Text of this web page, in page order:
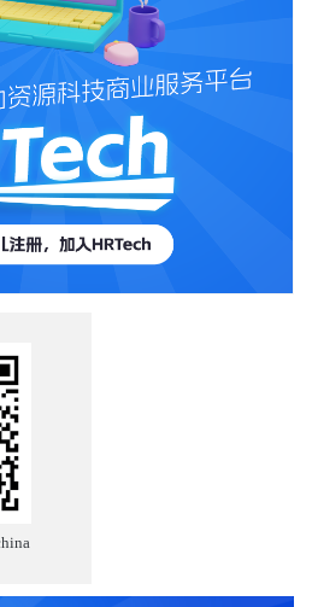
管整辆车的驾驶”——帮助企业整体运
预测：这类系统将在2026年大量落
们新培养的最关键能力，是数据管
不及时、未正确标注，AI的输出就会
文字或数字的意义，它只是通过概率
，哪怕最微小的数据错误，都可能导
考我关于“45%的新闻查询结果有误”的
例如，IBM在其“Ask
将与智能体对话 更
的“互联互通”即将实现。我们称之为
或多代理通信协议（MCP）。虽然这
探索。 不过我也要提醒一
AI代理。如果这些代理不能互相协
扣。许多客户现在签合同时只签一
速过时的AI系统中”。 供应商风
前分散在多个方向，而谷歌（Gemini）
。 我认为，那些专注于